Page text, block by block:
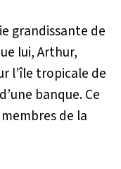
grandissante de
lui, Arthur,
l’île tropicale de
banque. Ce
de la